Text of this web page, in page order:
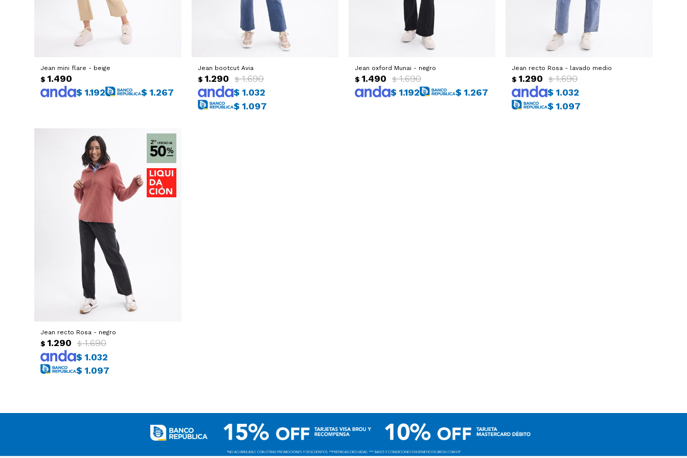
Jean mini flare - beige
$ 1.490
$ 1.192 $ 1.267
Jean bootcut Avia
$ 1.290 $ 1.690
$ 1.032
$ 1.097
Jean oxford Munai - negro
$ 1.490 $ 1.690
$ 1.192 $ 1.267
Jean recto Rosa - lavado medio
$ 1.290 $ 1.690
$ 1.032
$ 1.097
Jean recto Rosa - negro
$ 1.290 $ 1.690
$ 1.032
$ 1.097